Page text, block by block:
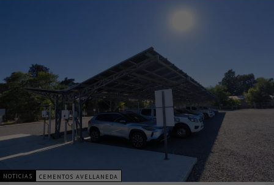
NOTICIAS CEMENTOS AVELLANEDA